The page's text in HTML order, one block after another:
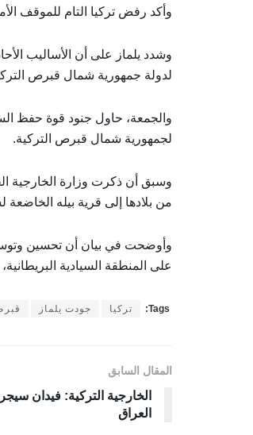
وأكد رفض تركيا التام للموقف
وشدد يلماز على أن الأساليب
لدولة جمهورية شمال قبرص
والجمعة، حاول جنود قوة حفظ
لجمهورية شمال قبرص التركية.
وسبق أن ذكرت وزارة الخارجية
من بلادها إلى قرية بيله الخاضعة
وأوضحت في بيان أن تحسين
على المنطقة السيادية
Tags: تركيا جودت يلماز
المقال السابق
الخارجية التركية: فيدان
العراق